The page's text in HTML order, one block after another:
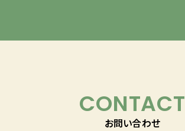
CONTACT
お問い合わせ